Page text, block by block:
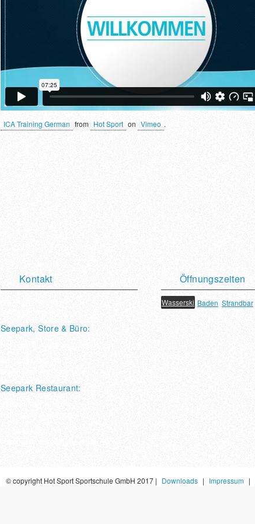
ICA Training German from Hot Sport on Vimeo .
Kontakt
Seepark, Store & Büro:
Seepark Restaurant:
Öffnungszeiten
Wasserski Baden Strandbar
© copyright Hot Sport Sportschule GmbH 2017 | Downloads | Impressum |